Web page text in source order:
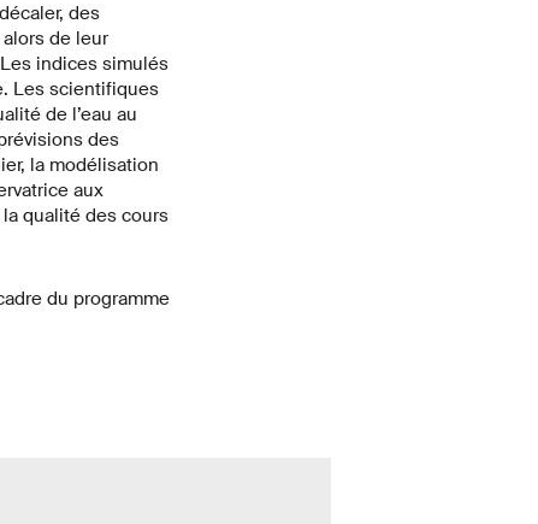
des
de leur
indices simulés
Les scientifiques
de l’eau au
des
la modélisation
aux
qualité des cours
du programme